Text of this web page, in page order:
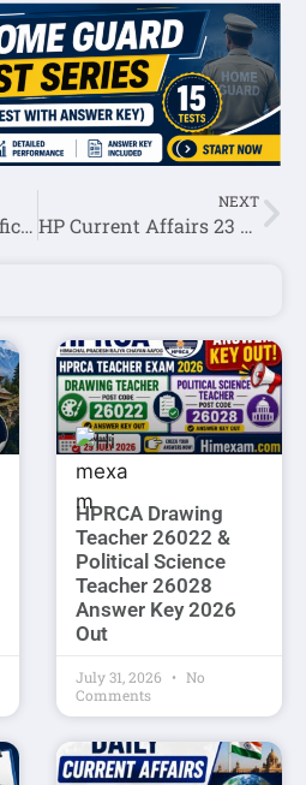
HPU Shimla All Notifications:- 22 October 2022
NEXT
HP Current Affairs 23 October 2022
HPRCA Drawing
Teacher 26022 &
Political Science
Teacher 26028
Answer Key 2026
Out
July 31, 2026
No
Comments